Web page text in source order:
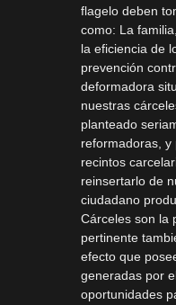
flagelo deben
como: La
la eficiencia de
prevención
deformadora
nuestras
planteado
reformadoras, y
recintos
reinsertarlo de
ciudadano
Cárceles son la
pertinente
efecto que
generadas por
oportunidades